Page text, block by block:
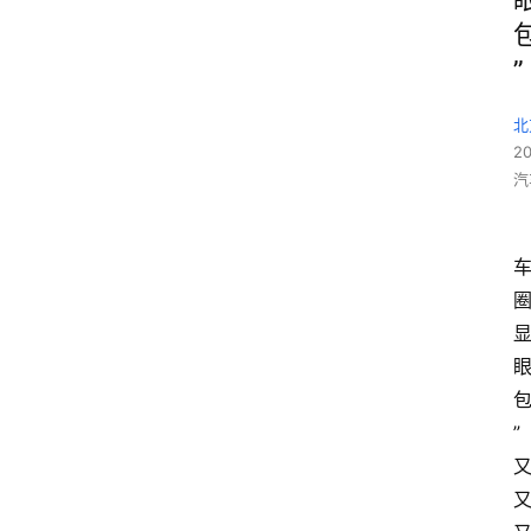
”
车
圈
显
眼
包
”
又
又